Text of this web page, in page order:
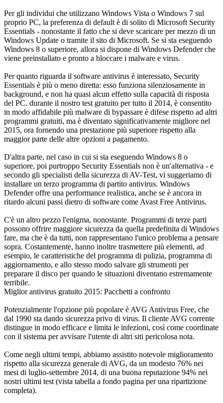
Per gli individui che utilizzano Windows Vista o Windows 7 sul
proprio PC, la preferenza di default è di solito di Microsoft Security
Essentials - nonostante il fatto che si deve scaricare per mezzo di un
Windows Update o tramite il sito di Microsoft. Se si sta eseguendo
Windows 8 o superiore, allora si dispone di Windows Defender che
viene preinstallato e pronto a bloccare i malware e virus.
Per quanto riguarda il software antivirus è interessato, Security
Essentials è più o meno diretta: esso funziona silenziosamente in
background, e non ha quasi alcun effetto sulla capacità di risposta
del PC. durante il nostro test gratuito per tutto il 2014, è consentito
in modo affidabile più malware di bypassare è difese rispetto ad altri
programmi gratuiti, ma è diventato significativamente migliore nel
2015, ora fornendo una prestazione più superiore rispetto alla
maggior parte delle altre opzioni a pagamento.
D'altra parte, nel caso in cui si sta eseguendo Windows 8 o
superiore, poi purtroppo Security Essentials non è un'alternativa - e
secondo gli specialisti della sicurezza di AV-Test, vi suggeriamo di
installare un terzo programma di partito antivirus. Windows
Defender offre una performance realistica, anche se è ancora in
ritardo alcuni passi dietro di software come Avast Free Antivirus.
C'è un altro pezzo l'enigma, nonostante. Programmi di terze parti
possono offrire maggiore sicurezza da quella predefinita di Windows
fare, ma che è da tutti, non rappresentano l'unico problema a pensare
sopra. Costantemente, hanno inoltre trasmettere più elementi, ad
esempio, le caratteristiche del programma di pulizia, programma di
aggiornamento, e allo stesso modo salvare gli strumenti per
preparare il disco per quando le situazioni diventano estremamente
terribile.
Miglior antivirus gratuito 2015: Pacchetti a confronto
Potenzialmente l'opzione più popolare è AVG Antivirus Free, che
dal 1990 sta dando sicurezza privo di virus. Il cliente AVG corrente
distingue in modo efficace e limita le infezioni, così come coordinate
con il sistema per avvisare l'utente di altri siti pericolosa nota.
Come negli ultimi tempi, abbiamo assistito notevole miglioramento
rispetto alla sicurezza generale di AVG, da un modesto 76% nei
mesi di luglio-settembre 2014, di una buona reputazione 94% nei
nostri ultimi test (vista tabella a fondo pagina per una ripartizione
completa).